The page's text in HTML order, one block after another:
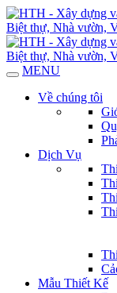
MENU
Về chúng tôi
Dịch Vụ
Mẫu Thiết Kế